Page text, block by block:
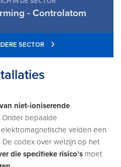
- Controlatom
SECTOR
niet-ioniserende
Onder bepaalde
velden een
De codex over welzijn op het
die specifieke risico’s moet